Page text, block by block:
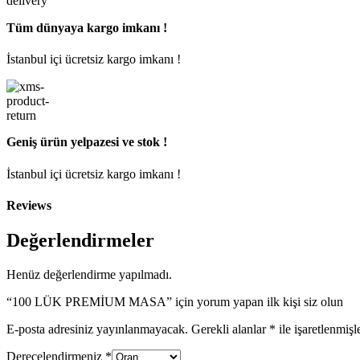
Tüm dünyaya kargo imkanı !
İstanbul içi ücretsiz kargo imkanı !
Geniş ürün yelpazesi ve stok !
İstanbul içi ücretsiz kargo imkanı !
Reviews
Değerlendirmeler
Henüz değerlendirme yapılmadı.
“100 LÜK PREMİUM MASA” için yorum yapan ilk kişi siz olun
E-posta adresiniz yayınlanmayacak. Gerekli alanlar * ile
Derecelendirmeniz *